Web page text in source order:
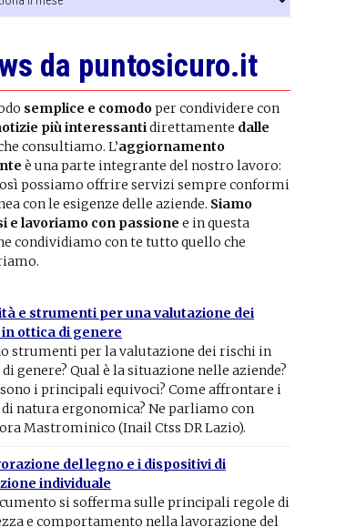
da puntosicuro.it
semplice e comodoper condividere con
più interessantidirettamente dalle
consultiamo. L’aggiornamento
è una parte integrante del nostro lavoro:
possiamo offrire servizi sempre conformi
con le esigenze delle aziende. Siamo
e lavoriamo con passione e in questa
condividiamo con te tutto quello che
e strumenti per una valutazione dei
ottica di genere
strumenti per la valutazione dei rischi in
genere? Qual è la situazione nelle aziende?
i principali equivoci? Come affrontare i
natura ergonomica? Ne parliamo con
Mastrominico (Inail Ctss DR Lazio).
del legno e i dispositivi di
individuale
si sofferma sulle principali regole di
e comportamento nella lavorazione del